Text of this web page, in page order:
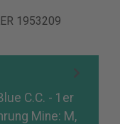
1953209
C.C. - 1er
Mine: M,